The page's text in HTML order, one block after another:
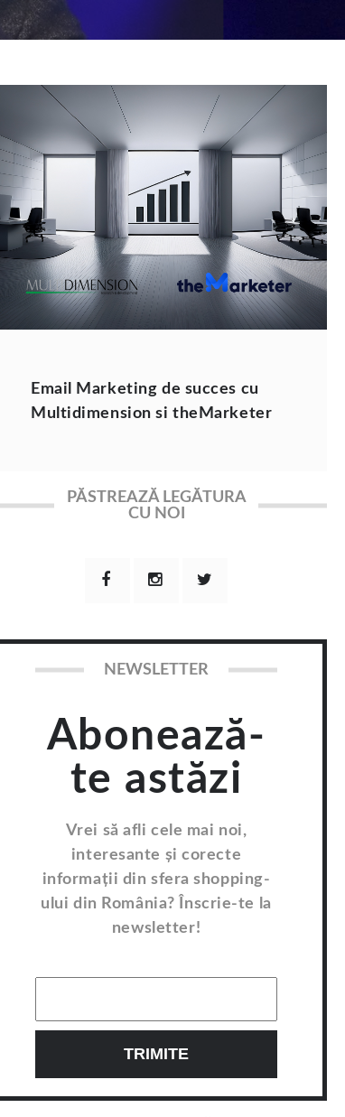
Email Marketing de succes cu
Multidimension si theMarketer
PĂSTREAZĂ LEGĂTURA
CU NOI
NEWSLETTER
Abonează-
te astăzi
Vrei să afli cele mai noi,
interesante și corecte
informații din sfera shopping-
ului din România? Înscrie-te la
newsletter!